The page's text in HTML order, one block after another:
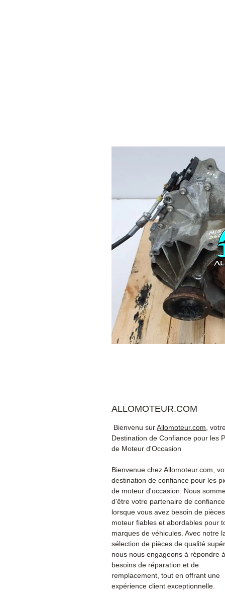
ALLOMOTEUR.COM
Bienvenu surAllomoteur.com ,
Destination de Confiance pour les
de Moteur d'Occasion
Bienvenue chez Allomoteur.com,
destination de confiance pour les
de moteur d'occasion. Nous
d'être votre partenaire de confiance
lorsque vous avez besoin de
moteur fiables et abordables pour
marques de véhicules. Avec notre
sélection de pièces de qualité
nous nous engageons à répondre
besoins de réparation et de
remplacement, tout en offrant une
expérience client exceptionnelle.